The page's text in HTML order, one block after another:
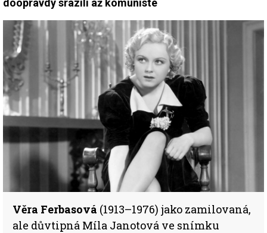
doopravdy srazili až komunisté
Věra Ferbasová (1913–1976) jako zamilovaná,
ale důvtipná Míla Janotová ve snímku